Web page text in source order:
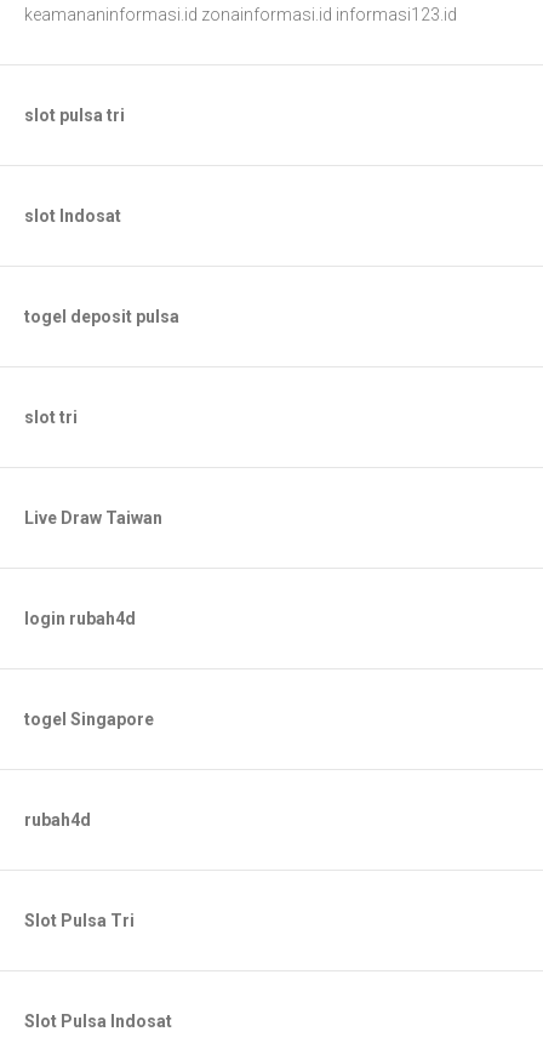
keamananinformasi.id zonainformasi.id informasi123.id
slot pulsa tri
slot Indosat
togel deposit pulsa
slot tri
Live Draw Taiwan
login rubah4d
togel Singapore
rubah4d
Slot Pulsa Tri
Slot Pulsa Indosat